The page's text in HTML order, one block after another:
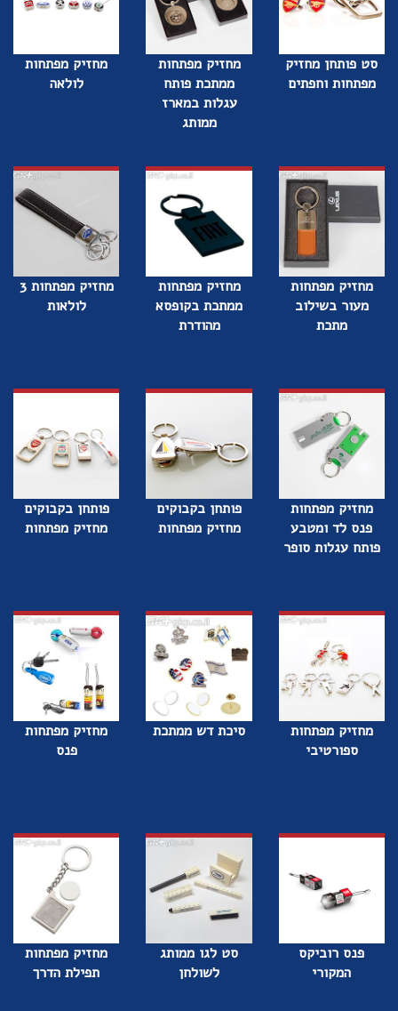
סט פותחן מחזיק
מפתחות וחפתים
מחזיק מפתחות
ממתכת פותח
עגלות במארז
ממותג
מחזיק מפתחות
לולאה
מחזיק מפתחות
מעור בשילוב
מתכת
מחזיק מפתחות
ממתכת בקופסא
מהודרת
מחזיק מפתחות 3
לולאות
מחזיק מפתחות
פנס לד ומטבע
פותח עגלות סופר
פותחן בקבוקים
מחזיק מפתחות
פותחן בקבוקים
מחזיק מפתחות
מחזיק מפתחות
ספורטיבי
סיכת דש ממתכת
מחזיק מפתחות
פנס
פנס רוביקס
המקורי
סט לגו ממותג
לשולחן
מחזיק מפתחות
תפילת הדרך